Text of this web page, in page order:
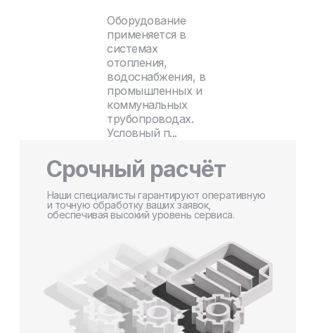
Оборудование
применяется в
системах
отопления,
водоснабжения, в
промышленных и
коммунальных
трубопроводах.
Условный п...
Срочный расчёт
Наши специалисты гарантируют оперативную
и точную обработку ваших заявок,
обеспечивая высокий уровень сервиса.